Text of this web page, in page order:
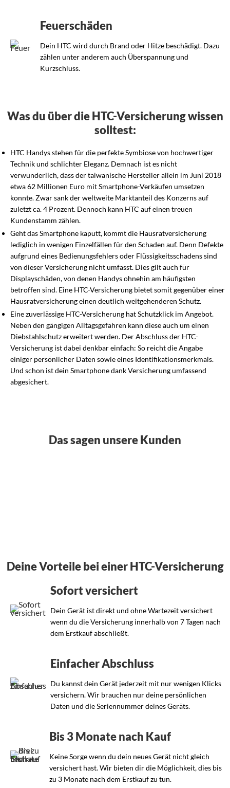
Feuerschäden
Dein HTC wird durch Brand oder Hitze beschädigt. Dazu
zählen unter anderem auch Überspannung und
Kurzschluss.
Was du über die HTC-Versicherung wissen
solltest:
HTC Handys stehen für die perfekte Symbiose von hochwertiger
Technik und schlichter Eleganz. Demnach ist es nicht
verwunderlich, dass der taiwanische Hersteller allein im Juni 2018
etwa 62 Millionen Euro mit Smartphone-Verkäufen umsetzen
konnte. Zwar sank der weltweite Marktanteil des Konzerns auf
zuletzt ca. 4 Prozent. Dennoch kann HTC auf einen treuen
Kundenstamm zählen.
Geht das Smartphone kaputt, kommt die Hausratversicherung
lediglich in wenigen Einzelfällen für den Schaden auf. Denn Defekte
aufgrund eines Bedienungsfehlers oder Flüssigkeitsschadens sind
von dieser Versicherung nicht umfasst. Dies gilt auch für
Displayschäden, von denen Handys ohnehin am häufigsten
betroffen sind. Eine HTC-Versicherung bietet somit gegenüber einer
Hausratversicherung einen deutlich weitgehenderen Schutz.
Eine zuverlässige HTC-Versicherung hat Schutzklick im Angebot.
Neben den gängigen Alltagsgefahren kann diese auch um einen
Diebstahlschutz erweitert werden. Der Abschluss der HTC-
Versicherung ist dabei denkbar einfach: So reicht die Angabe
einiger persönlicher Daten sowie eines Identifikationsmerkmals.
Und schon ist dein Smartphone dank Versicherung umfassend
abgesichert.
Das sagen unsere Kunden
Deine Vorteile bei einer HTC-Versicherung
Sofort versichert
Dein Gerät ist direkt und ohne Wartezeit versichert
wenn du die Versicherung innerhalb von 7 Tagen nach
dem Erstkauf abschließt.
Einfacher Abschluss
Du kannst dein Gerät jederzeit mit nur wenigen Klicks
versichern. Wir brauchen nur deine persönlichen
Daten und die Seriennummer deines Geräts.
Bis 3 Monate nach Kauf
Keine Sorge wenn du dein neues Gerät nicht gleich
versichert hast. Wir bieten dir die Möglichkeit, dies bis
zu 3 Monate nach dem Erstkauf zu tun.